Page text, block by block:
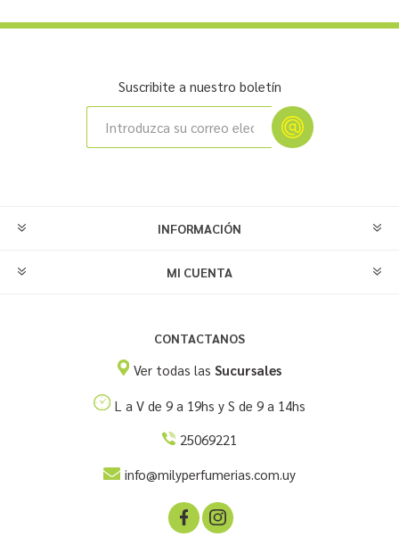
Suscribite a nuestro boletín
INFORMACIÓN
MI CUENTA
CONTACTANOS
Ver todas las Sucursales
L a V de 9 a 19hs y S de 9 a 14hs
25069221
info@milyperfumerias.com.uy